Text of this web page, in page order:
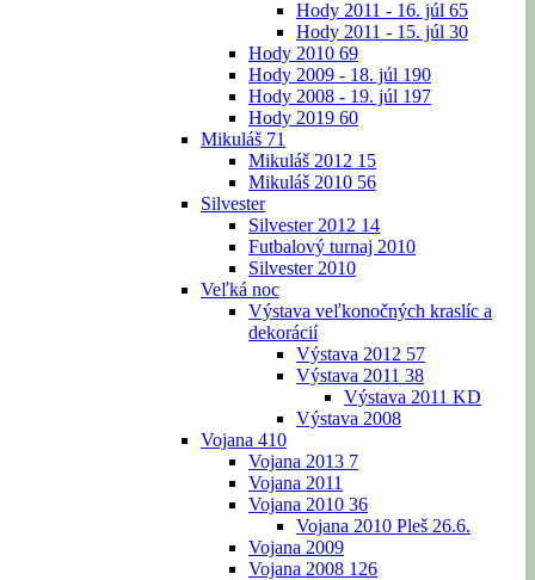
Hody 2011 - 16. júl 65
Hody 2011 - 15. júl 30
Hody 2010 69
Hody 2009 - 18. júl 190
Hody 2008 - 19. júl 197
Hody 2019 60
Mikuláš 71
Mikuláš 2012 15
Mikuláš 2010 56
Silvester
Silvester 2012 14
Futbalový turnaj 2010
Silvester 2010
Veľká noc
Výstava veľkonočných kraslíc a
dekorácií
Výstava 2012 57
Výstava 2011 38
Výstava 2011 KD
Výstava 2008
Vojana 410
Vojana 2013 7
Vojana 2011
Vojana 2010 36
Vojana 2010 Pleš 26.6.
Vojana 2009
Vojana 2008 126